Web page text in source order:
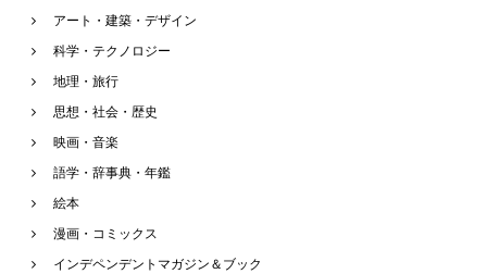
アート・建築・デザイン
科学・テクノロジー
地理・旅行
思想・社会・歴史
映画・音楽
語学・辞事典・年鑑
絵本
漫画・コミックス
インデペンデントマガジン＆ブック